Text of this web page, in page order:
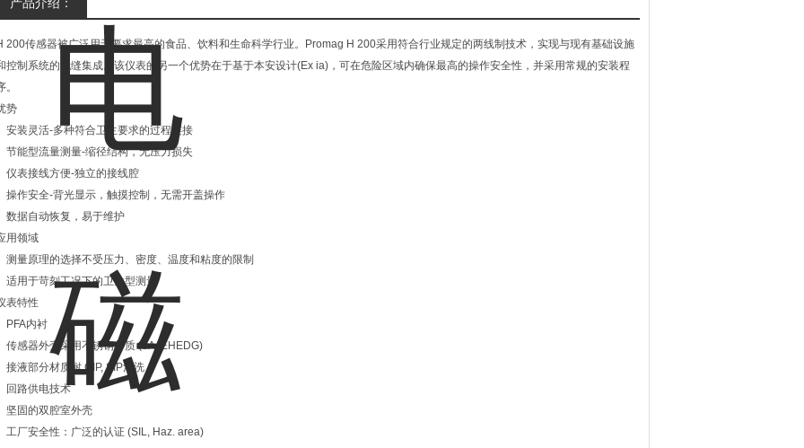
200传感器被广泛用于要求最高的食品、饮料和生命科学行业。Promag H 200采用符合行业规定的两线制技术，实现与现有基础设施
控制系统的无缝集成。该仪表的另一个优势在于基于本安设计(Ex ia)，可在危险区域内确保最高的操作安全性，并采用常规的安装程
。
势
装灵活-多种符合卫生要求的过程连接
能型流量测量-缩径结构，无压力损失
表接线方便-独立的接线腔
作安全-背光显示，触摸控制，无需开盖操作
据自动恢复，易于维护
用领域
量原理的选择不受压力、密度、温度和粘度的限制
用于苛刻工况下的卫生型测量
表特性
内衬
感器外壳采用不锈钢材质 (3A, EHEDG)
液部分材质耐 CIP, SIP清洗
路供电技术
固的双腔室外壳
厂安全性：广泛的认证 (SIL, Haz. area)